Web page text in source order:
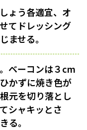
ょう各適宜、オ
てドレッシング
ませる。
ベーコンは３cm
かずに焼き色が
元を切り落とし
シャキッとさ
る。